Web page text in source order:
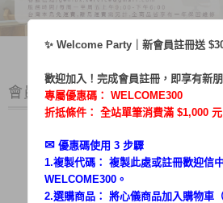
會員登入
帳號：
✨ Welcome Party｜新會員註冊送
歡迎加入！完成會員註冊，即享有新
專屬優惠碼： WELCOME300
折抵條件： 全站單筆消費滿 $1,000
✉︎ 優惠碼使用 3 步驟
1.複製代碼： 複製此處或註冊歡迎信
WELCOME300。
2.選購商品： 將心儀商品加入購物車